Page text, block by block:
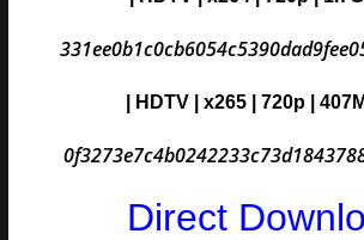
| HDTV | x265 | 720p |
Direct